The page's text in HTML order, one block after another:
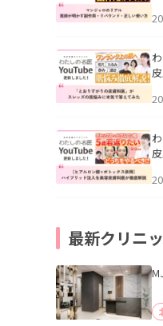
最新クリニ